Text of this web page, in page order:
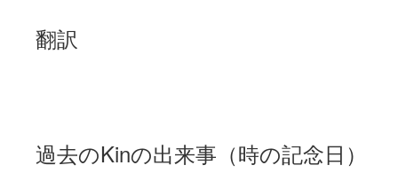
翻訳
過去のKinの出来事（時の記念日）